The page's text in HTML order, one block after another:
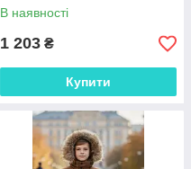
В наявності
1 203 ₴
Купити